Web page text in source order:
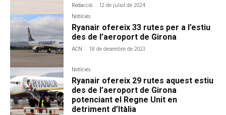
Redacció - 12 de juliol de 2024
Notícies
Ryanair ofereix 33 rutes per a l’estiu
des de l’aeroport de Girona
ACN - 18 de desembre de 2023
Notícies
Ryanair ofereix 29 rutes aquest estiu
des de l’aeroport de Girona
potenciant el Regne Unit en
detriment d’Itàlia